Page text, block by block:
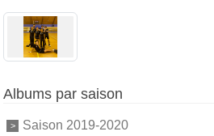
Albums par saison
Saison 2019-2020